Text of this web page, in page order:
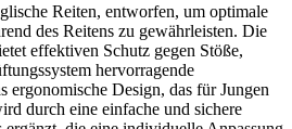
Reiten, entworfen, um optimale
des Reitens zu gewährleisten. Die
effektiven Schutz gegen Stöße,
hervorragende
ergonomische Design, das für Jungen
durch eine einfache und sichere